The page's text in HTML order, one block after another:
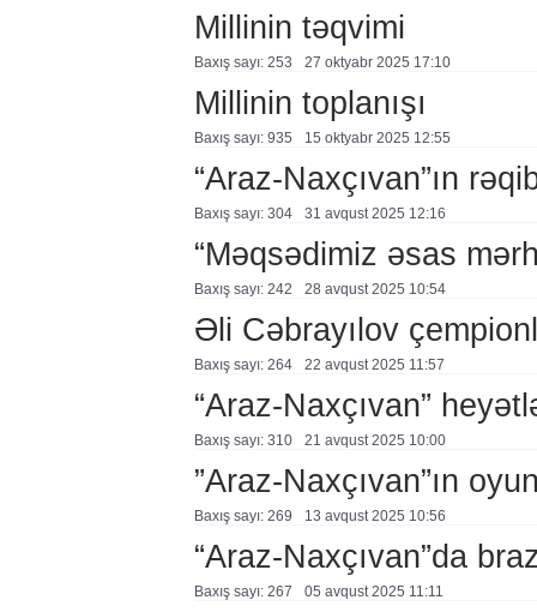
Millinin təqvimi
Baxış sayı: 253 27 oktyabr 2025 17:10
Millinin toplanışı
Baxış sayı: 935 15 oktyabr 2025 12:55
“Araz-Naxçıvan”ın
Baxış sayı: 304 31 avqust 2025 12:16
“Məqsədimiz əsas
Baxış sayı: 242 28 avqust 2025 10:54
Əli Cəbrayılov
Baxış sayı: 264 22 avqust 2025 11:57
“Araz-Naxçıvan”
Baxış sayı: 310 21 avqust 2025 10:00
”Araz-Naxçıvan”ın
Baxış sayı: 269 13 avqust 2025 10:56
“Araz-Naxçıvan”da
Baxış sayı: 267 05 avqust 2025 11:11